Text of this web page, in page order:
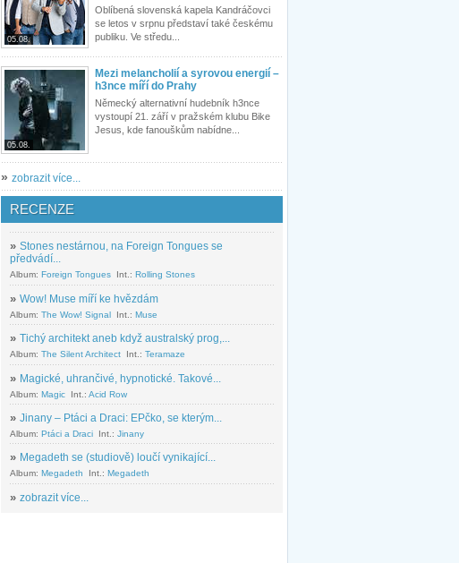
05.08.
Oblíbená slovenská kapela Kandráčovci
se letos v srpnu představí také českému
publiku. Ve středu...
05.08.
Mezi melancholií a syrovou energií –
h3nce míří do Prahy
Německý alternativní hudebník h3nce
vystoupí 21. září v pražském klubu Bike
Jesus, kde fanouškům nabídne...
» zobrazit více...
RECENZE
» Stones nestárnou, na Foreign Tongues se
předvádí...
Album: Foreign Tongues Int.: Rolling Stones
» Wow! Muse míří ke hvězdám
Album: The Wow! Signal Int.: Muse
» Tichý architekt aneb když australský prog,...
Album: The Silent Architect Int.: Teramaze
» Magické, uhrančivé, hypnotické. Takové...
Album: Magic Int.: Acid Row
» Jinany – Ptáci a Draci: EPčko, se kterým...
Album: Ptáci a Draci Int.: Jinany
» Megadeth se (studiově) loučí vynikající...
Album: Megadeth Int.: Megadeth
» zobrazit více...